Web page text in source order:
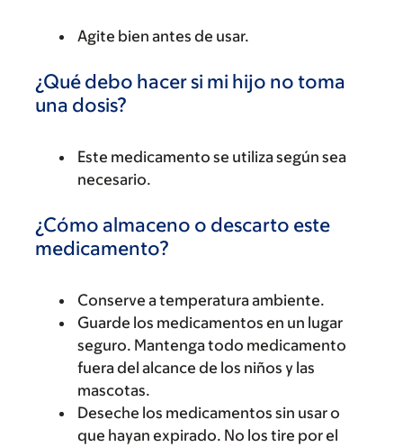
Agite bien antes de usar.
¿Qué debo hacer si mi hijo no toma
una dosis?
Este medicamento se utiliza según sea
necesario.
¿Cómo almaceno o descarto este
medicamento?
Conserve a temperatura ambiente.
Guarde los medicamentos en un lugar
seguro. Mantenga todo medicamento
fuera del alcance de los niños y las
mascotas.
Deseche los medicamentos sin usar o
que hayan expirado. No los tire por el